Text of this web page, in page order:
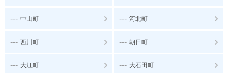
--- 中山町 --- 河北町
--- 西川町 --- 朝日町
--- 大江町 --- 大石田町